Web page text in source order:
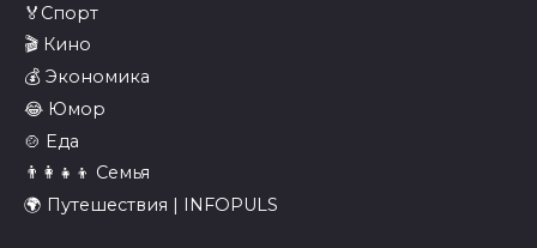
🏅Спорт
🎬 Кино
💰 Экономика
😂 Юмор
🍲 Еда
👨‍👩‍👧‍👦 Семья
🌍 Путешествия | INFOPULS